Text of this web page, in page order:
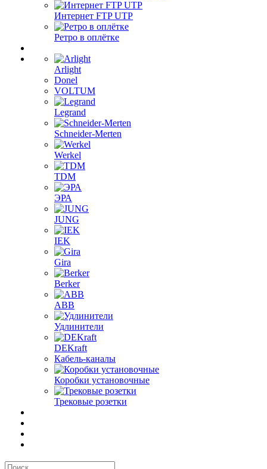
Интернет FTP UTP
Ретро в оплётке
Arlight
Donel
VOLTUM
Legrand
Schneider-Merten
Werkel
TDM
ЭРА
JUNG
IEK
Gira
Berker
ABB
Удлинители
DEKraft
Кабель-каналы
Коробки установочные
Трековые розетки